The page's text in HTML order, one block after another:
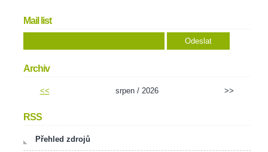
Mail list
Archiv
<< srpen / 2026 >>
RSS
Přehled zdrojů